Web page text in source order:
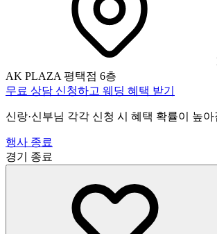
AK PLAZA 평택점 6층
무료 상담 신청하고 웨딩 혜택 받기
신랑·신부님 각각 신청 시 혜택 확률이 높아
행사 종료
경기
종료